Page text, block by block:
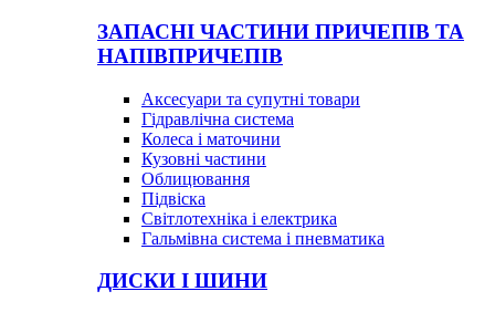
ЗАПАСНІ ЧАСТИНИ ПРИЧЕПІВ ТА
НАПІВПРИЧЕПІВ
Аксесуари та супутні товари
Гідравлічна система
Колеса і маточини
Кузовні частини
Облицювання
Підвіска
Світлотехніка і електрика
Гальмівна система і пневматика
ДИСКИ І ШИНИ